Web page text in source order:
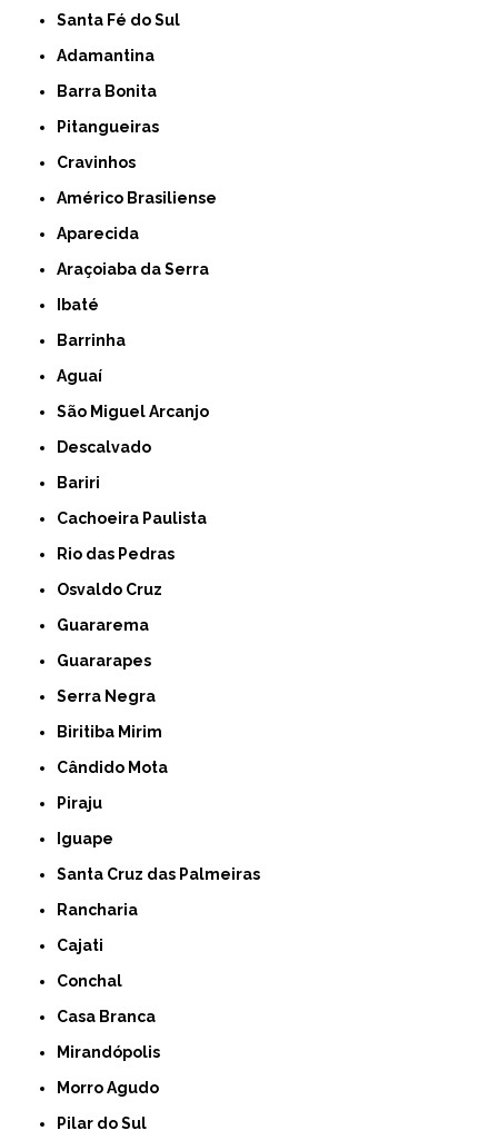
Santa Fé do Sul
Adamantina
Barra Bonita
Pitangueiras
Cravinhos
Américo Brasiliense
Aparecida
Araçoiaba da Serra
Ibaté
Barrinha
Aguaí
São Miguel Arcanjo
Descalvado
Bariri
Cachoeira Paulista
Rio das Pedras
Osvaldo Cruz
Guararema
Guararapes
Serra Negra
Biritiba Mirim
Cândido Mota
Piraju
Iguape
Santa Cruz das Palmeiras
Rancharia
Cajati
Conchal
Casa Branca
Mirandópolis
Morro Agudo
Pilar do Sul